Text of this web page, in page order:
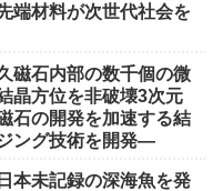
端材料が次世代社会を
磁石内部の数千個の微
晶方位を非破壊3次元
石の開発を加速する結
ング技術を開発―
本未記録の深海魚を発